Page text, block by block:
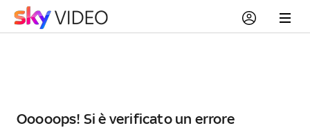
Ooooops! Si è verificato un errore